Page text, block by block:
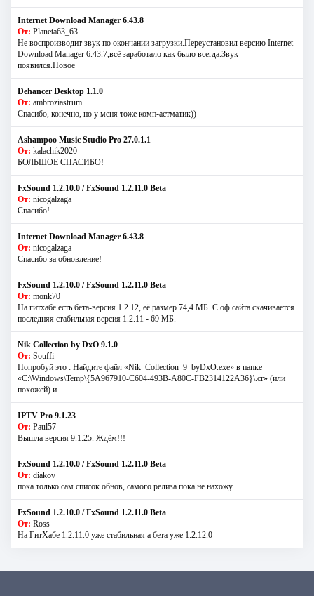
Internet Download Manager 6.43.8
От: Planeta63_63
Не воспроизводит звук по окончании загрузки.Переустановил версию Internet
Download Manager 6.43.7,всё заработало как было всегда.Звук
появился.Новое
Dehancer Desktop 1.1.0
От: ambroziastrum
Спасибо, конечно, но у меня тоже комп-астматик))
Ashampoo Music Studio Pro 27.0.1.1
От: kalachik2020
БОЛЬШОЕ СПАСИБО!
FxSound 1.2.10.0 / FxSound 1.2.11.0 Beta
От: nicogalzaga
Спасибо!
Internet Download Manager 6.43.8
От: nicogalzaga
Спасибо за обновление!
FxSound 1.2.10.0 / FxSound 1.2.11.0 Beta
От: monk70
На гитхабе есть бета-версия 1.2.12, её размер 74,4 МБ. С оф.сайта скачивается
последняя стабильная версия 1.2.11 - 69 МБ.
Nik Collection by DxO 9.1.0
От: Souffi
Попробуй это : Найдите файл «Nik_Collection_9_byDxO.exe» в папке
«C:\Windows\Temp\{5A967910-C604-493B-A80C-FB2314122A36}\.cr» (или
похожей) и
IPTV Pro 9.1.23
От: Paul57
Вышла версия 9.1.25. Ждём!!!
FxSound 1.2.10.0 / FxSound 1.2.11.0 Beta
От: diakov
пока только сам список обнов, самого релиза пока не нахожу.
FxSound 1.2.10.0 / FxSound 1.2.11.0 Beta
От: Ross
На ГитХабе 1.2.11.0 уже стабильная а бета уже 1.2.12.0